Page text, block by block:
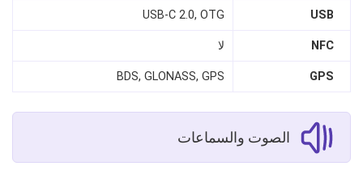
USB
USB-C 2.0, OTG
NFC لا
GPS
BDS, GLONASS, GPS
الصوت والسماعات